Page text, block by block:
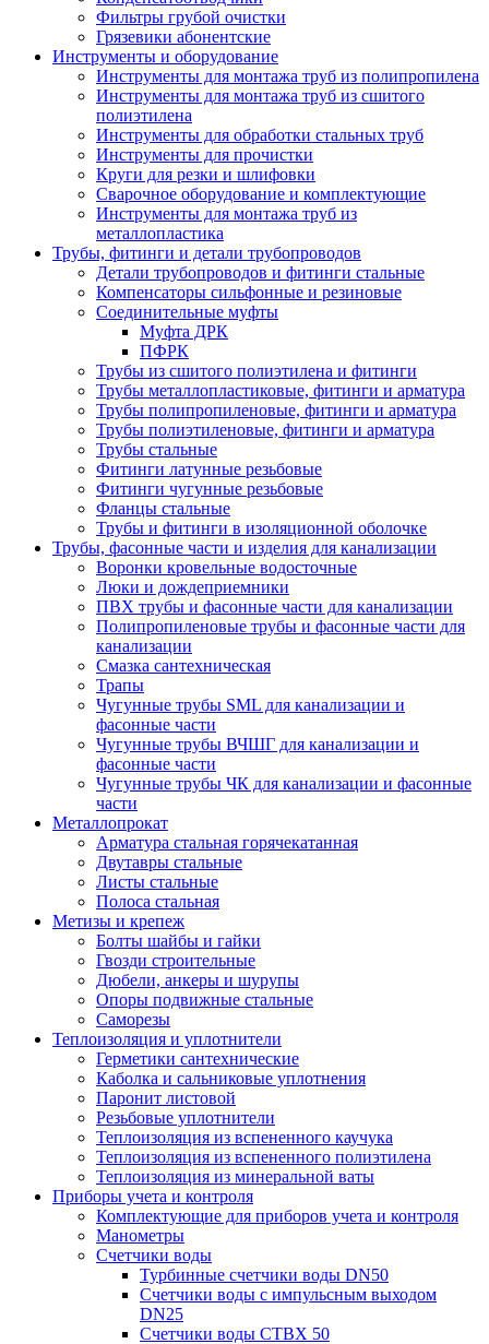
Фильтры грубой очистки
Грязевики абонентские
Инструменты и оборудование
Инструменты для монтажа труб из полипропилена
Инструменты для монтажа труб из сшитого
полиэтилена
Инструменты для обработки стальных труб
Инструменты для прочистки
Круги для резки и шлифовки
Сварочное оборудование и комплектующие
Инструменты для монтажа труб из
металлопластика
Трубы, фитинги и детали трубопроводов
Детали трубопроводов и фитинги стальные
Компенсаторы сильфонные и резиновые
Соединительные муфты
Муфта ДРК
ПФРК
Трубы из сшитого полиэтилена и фитинги
Трубы металлопластиковые, фитинги и арматура
Трубы полипропиленовые, фитинги и арматура
Трубы полиэтиленовые, фитинги и арматура
Трубы стальные
Фитинги латунные резьбовые
Фитинги чугунные резьбовые
Фланцы стальные
Трубы и фитинги в изоляционной оболочке
Трубы, фасонные части и изделия для канализации
Воронки кровельные водосточные
Люки и дождеприемники
ПВХ трубы и фасонные части для канализации
Полипропиленовые трубы и фасонные части для
канализации
Смазка сантехническая
Трапы
Чугунные трубы SML для канализации и
фасонные части
Чугунные трубы ВЧШГ для канализации и
фасонные части
Чугунные трубы ЧК для канализации и фасонные
части
Металлопрокат
Арматура стальная горячекатанная
Двутавры стальные
Листы стальные
Полоса стальная
Метизы и крепеж
Болты шайбы и гайки
Гвозди строительные
Дюбели, анкеры и шурупы
Опоры подвижные стальные
Саморезы
Теплоизоляция и уплотнители
Герметики сантехнические
Каболка и сальниковые уплотнения
Паронит листовой
Резьбовые уплотнители
Теплоизоляция из вспененного каучука
Теплоизоляция из вспененного полиэтилена
Теплоизоляция из минеральной ваты
Приборы учета и контроля
Комплектующие для приборов учета и контроля
Манометры
Счетчики воды
Турбинные счетчики воды DN50
Счетчики воды с импульсным выходом
DN25
Счетчики воды СТВХ 50